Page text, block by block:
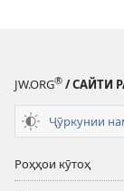
JW.ORG® / САЙТИ
Ҷӯркунии
Роҳҳои кӯтоҳ